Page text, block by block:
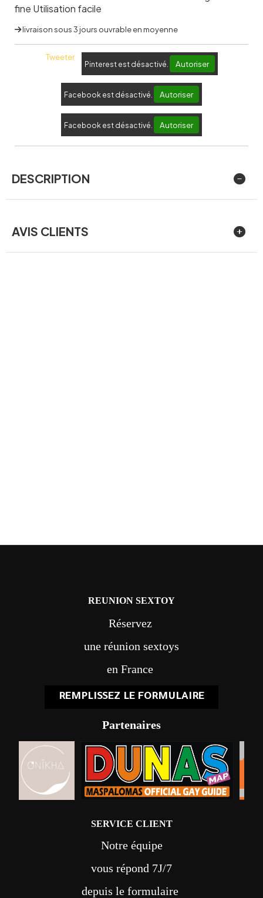
fine Utilisation facile
livraison sous 3 jours ouvrable en moyenne
Tweeter
Pinterest est désactivé. Autoriser
Facebook est désactivé. Autoriser
Facebook est désactivé. Autoriser
DESCRIPTION
AVIS CLIENTS
REUNION SEXTOY
Réservez
une réunion sextoys
en France
REMPLISSEZ LE FORMULAIRE
Partenaires
SERVICE CLIENT
Notre équipe
vous répond 7J/7
depuis le formulaire